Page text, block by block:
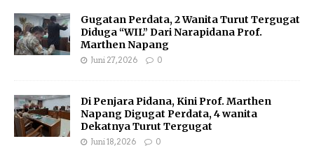
Gugatan Perdata, 2 Wanita Turut Tergugat
Diduga “WIL” Dari Narapidana Prof.
Marthen Napang
Juni 27, 2026 0
Di Penjara Pidana, Kini Prof. Marthen
Napang Digugat Perdata, 4 wanita
Dekatnya Turut Tergugat
Juni 18, 2026 0